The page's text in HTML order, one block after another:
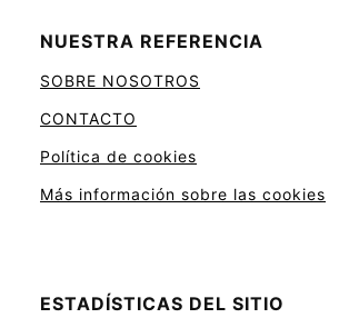
NUESTRA REFERENCIA
SOBRE NOSOTROS
CONTACTO
Política de cookies
Más información sobre las cookies
ESTADÍSTICAS DEL SITIO